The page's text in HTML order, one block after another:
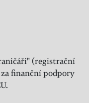
(registrační
finanční podpory